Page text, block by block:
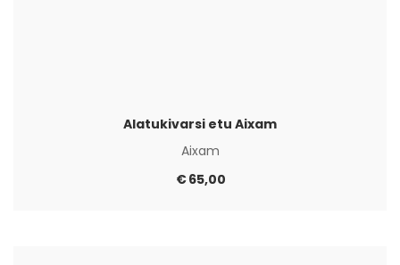
Alatukivarsi etu Aixam
Aixam
€65,00